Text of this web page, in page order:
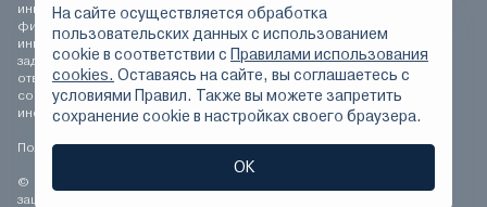
инвестиционному профилю. Определение соответствия
финансового инструмента либо операции инвестиционным целям,
инвестиционному горизонту и толерантности к риску является
задачей инвестора. АО «Инвестиционная компания ЛМС» не несёт
ответственности за возможные убытки инвестора в случае
совершения операций, либо инвестирования в финансовые
инструменты, упомянутые на сайте и в публикуемых материалах.
Положение о персональных данных
© 1994-2026 АО «Инвестиционная компания ЛМС» Все права
защищены.
На сайте осуществляется обработка
пользовательских данных с использованием
сookie в соответствии с Правилами использования
cookies. Оставаясь на сайте, вы соглашаетесь с
условиями Правил. Также вы можете запретить
сохранение сookie в настройках своего браузера.
ОК